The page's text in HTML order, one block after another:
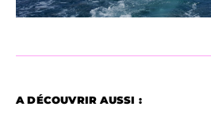
A DÉCOUVRIR AUSSI :